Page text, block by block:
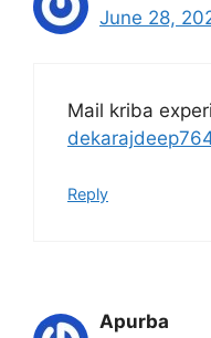
June 28,
Mail kriba
Reply
Apurba